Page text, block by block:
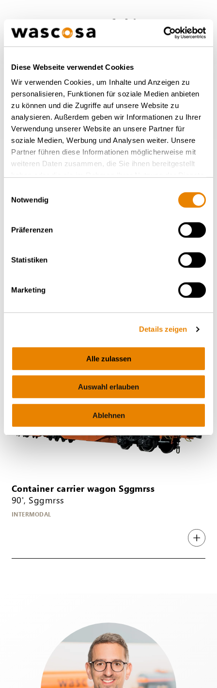
Diese Webseite verwendet Cookies
Wir verwenden Cookies, um Inhalte und Anzeigen zu
personalisieren, Funktionen für soziale Medien anbieten
zu können und die Zugriffe auf unsere Website zu
analysieren. Außerdem geben wir Informationen zu Ihrer
Verwendung unserer Website an unsere Partner für
soziale Medien, Werbung und Analysen weiter. Unsere
Partner führen diese Informationen möglicherweise mit
weiteren Daten zusammen, die Sie ihnen bereitgestellt
Notwendig
Präferenzen
Statistiken
Marketing
Details zeigen
Alle zulassen
Auswahl erlauben
Ablehnen
More wagons of this type
T3000, Sdggmrss
Container carrier wagon Sgmmnss
Container carrier wagon Sggmrss
90', Sggmrss
INTERMODAL